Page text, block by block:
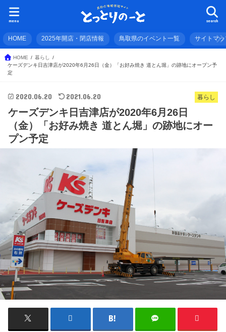
search
menu
HOME 2025年開店・閉店情報 鳥取県のイベント一覧 サイトマッ
HOME
暮らし
ケーズデンキ日吉津店が2020年6月26日（金）「お好み焼き 道とん堀」の跡地にオープン予
定
暮らし
2020.06.20 2021.06.20
ケーズデンキ日吉津店が2020年6月26日
（金）「お好み焼き 道とん堀」の跡地にオー
プン予定